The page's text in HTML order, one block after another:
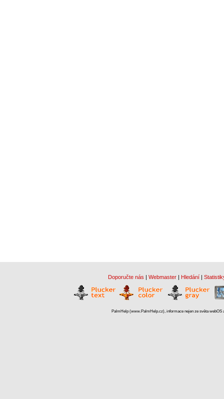
Doporučte nás | Webmaster | Hledání |
PalmHelp (www.PalmHelp.cz), informace nejen ze světa